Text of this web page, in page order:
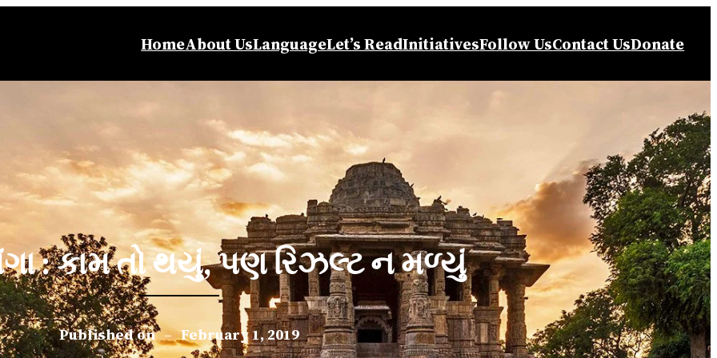
HomeAbout UsLanguageLet’s ReadInitiativesFollow UsContact UsDonate
: કામ તો થયું, પણ રિઝલ્ટ ન મળ્યું
Published on – February 1, 2019